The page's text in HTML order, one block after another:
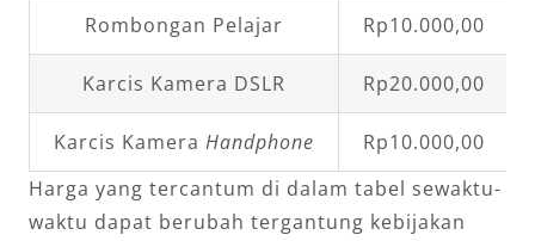
Rombongan Pelajar Rp10.000,00
Karcis Kamera DSLR Rp20.000,00
Karcis Kamera Handphone
Rp10.000,00
Harga yang tercantum di dalam tabel sewaktu-
waktu dapat berubah tergantung kebijakan